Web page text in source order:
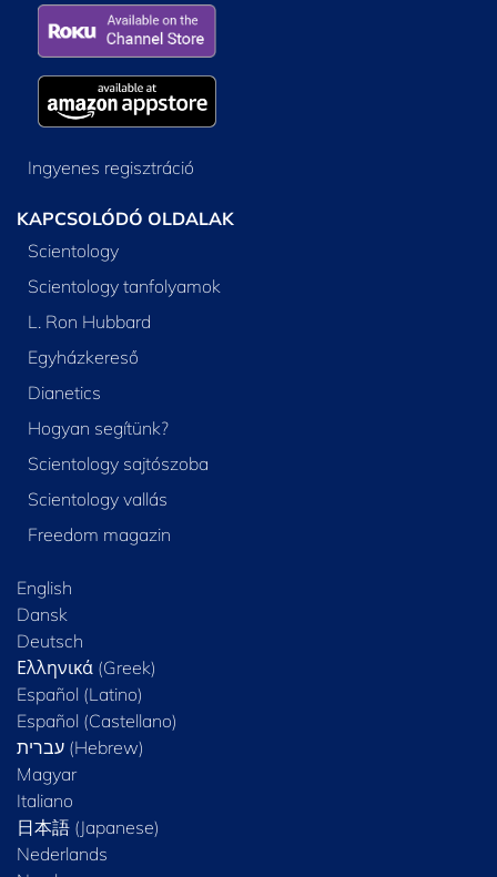
Ingyenes regisztráció
KAPCSOLÓDÓ OLDALAK
Scientology
Scientology tanfolyamok
L. Ron Hubbard
Egyházkereső
Dianetics
Hogyan segítünk?
Scientology sajtószoba
Scientology vallás
Freedom magazin
English
Dansk
Deutsch
Ελληνικά (Greek)
Español (Latino)
Español (Castellano)
Magyar
Italiano
日本語 (Japanese)
Nederlands